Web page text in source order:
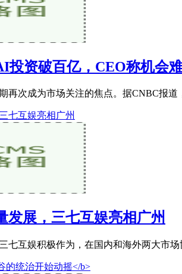
投资破百亿，CEO称机会
再次成为市场关注的焦点。据CNBC报
发展，三七互娱亮相广州
七互娱积极作为，在国内和海外两大市